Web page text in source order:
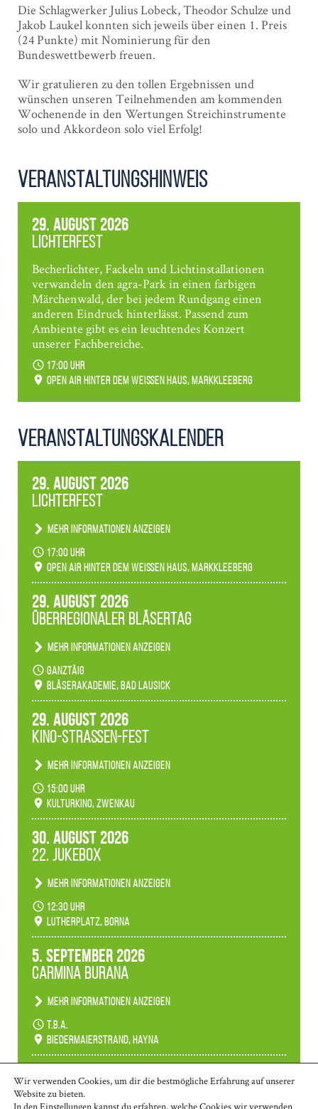
Die Schlagwerker Julius Lobeck, Theodor Schulze und
Jakob Laukel konnten sich jeweils über einen 1. Preis
(24 Punkte) mit Nominierung für den
Bundeswettbewerb freuen.
Wir gratulieren zu den tollen Ergebnissen und
wünschen unseren Teilnehmenden am kommenden
Wochenende in den Wertungen Streichinstrumente
solo und Akkordeon solo viel Erfolg!
Veranstaltungshinweis
29. August 2026
Lichterfest
Becherlichter, Fackeln und Lichtinstallationen
verwandeln den agra-Park in einen farbigen
Märchenwald, der bei jedem Rundgang einen
anderen Eindruck hinterlässt. Passend zum
Ambiente gibt es ein leuchtendes Konzert
unserer Fachbereiche.
17:00 Uhr
Open Air hinter dem weißen Haus, Markkleeberg
Veranstaltungs­kalender
29. August 2026
Lichterfest
Mehr Informationen anzeigen
Becherlichter, Fackeln und Lichtinstallationen
verwandeln den agra-Park in einen farbigen
Märchenwald, der bei jedem Rundgang einen
Ambiente gibt es ein leuchtendes Konzert
unserer Fachbereiche.
17:00 Uhr
Open Air hinter dem weißen Haus, Markkleeberg
29. August 2026
Überregionaler Bläsertag
Mehr Informationen anzeigen
Teilnahme der Bläserklassen.
ganztäig
Bläserakademie, Bad Lausick
29. August 2026
Kino-Straßen-Fest
Mehr Informationen anzeigen
Konzert unserer Zwenkauer Schüler und
Schülerinnen zum Fest des Kulturkinos.
15:00 Uhr
Kulturkino, Zwenkau
30. August 2026
22. Jukebox
Mehr Informationen anzeigen
Anlässlicher der 775-Jahrfeier der Stadt Borna
spielen wir noch einmal unser aktuelles
Jukeboxprogramm zum Stadtfest.
12:30 Uhr
Lutherplatz, Borna
5. September 2026
Carmina Burana
Mehr Informationen anzeigen
Tanztheater der Quertänzer Borna.
t.b.a.
Biedermaierstrand, Hayna
Mehr Termine anzeigen
Wir verwenden Cookies, um dir die bestmögliche Erfahrung auf unserer
Website zu bieten.
In denEinstellungenkannst du erfahren, welche Cookies wir verwenden